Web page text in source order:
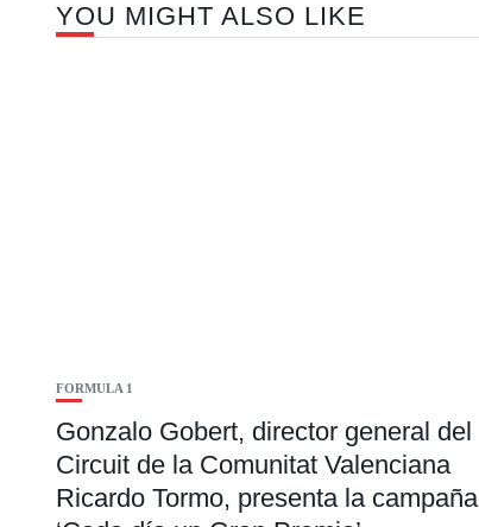
YOU MIGHT ALSO LIKE
FORMULA 1
Gonzalo Gobert, director general del
Circuit de la Comunitat Valenciana
Ricardo Tormo, presenta la campaña